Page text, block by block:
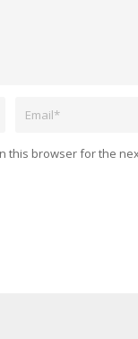
this browser for the